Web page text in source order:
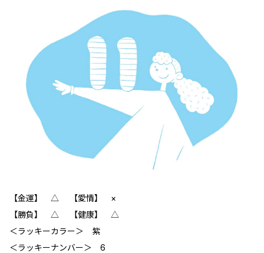
【金運】 △ 【愛情】 ×
【勝負】 △ 【健康】 △
＜ラッキーカラー＞ 紫
＜ラッキーナンバー＞ 6